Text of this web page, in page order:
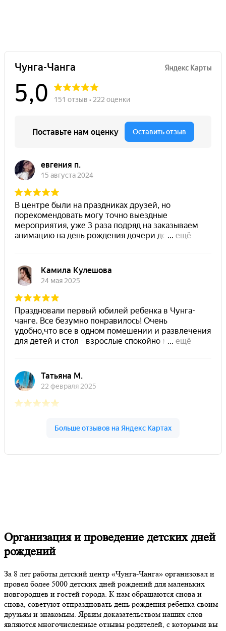
Организация и проведение детских дней
рождений
За 8 лет работы детский центр «Чунга-Чанга» организовал и
провел более 5000 детских дней рождений для маленьких
новгородцев и гостей города. К нам обращаются снова и
снова, советуют отпраздновать день рождения ребенка своим
друзьям и знакомым. Ярким доказательством наших слов
являются многочисленные отзывы родителей, с которыми вы